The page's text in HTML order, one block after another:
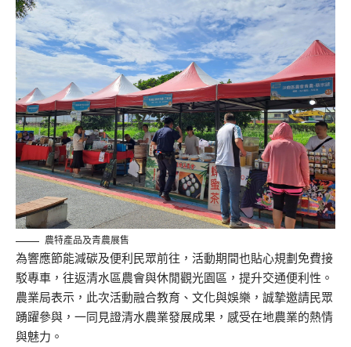
農特產品及青農展售
為響應節能減碳及便利民眾前往，活動期間也貼心規劃免費接
駁專車，往返清水區農會與休閒觀光園區，提升交通便利性。
農業局表示，此次活動融合教育、文化與娛樂，誠摯邀請民眾
踴躍參與，一同見證清水農業發展成果，感受在地農業的熱情
與魅力。